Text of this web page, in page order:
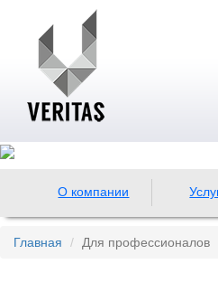
О компании
Главная Для профессионалов